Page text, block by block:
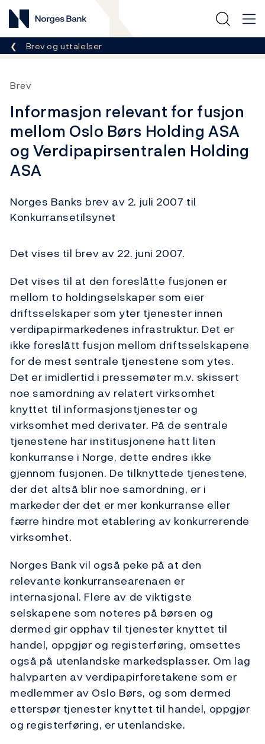
Norges Bank
Her er du nå:
Brev og uttalelser
Brev
Informasjon relevant for fusjon
mellom Oslo Børs Holding ASA
og Verdipapirsentralen Holding
ASA
Norges Banks brev av 2. juli 2007 til
Konkurransetilsynet
Det vises til brev av 22. juni 2007.
Det vises til at den foreslåtte fusjonen er
mellom to holdingselskaper som eier
driftsselskaper som yter tjenester innen
verdipapirmarkedenes infrastruktur. Det er
ikke foreslått fusjon mellom driftsselskapene
for de mest sentrale tjenestene som ytes.
Det er imidlertid i presse­møter m.v. skissert
noe samordning av relatert virksomhet
knyttet til informasjons­tjenester og
virksomhet med derivater. På de sentrale
tjenestene har institusjonene hatt liten
konkurranse i Norge, dette endres ikke
gjennom fusjonen. De tilknyttede tjenestene,
der det altså blir noe samordning, er i
markeder der det er mer konkurranse eller
færre hindre mot etablering av konkurrerende
virksomhet.
Norges Bank vil også peke på at den
relevante konkurransearenaen er
internasjonal. Flere av de viktigste
selskapene som noteres på børsen og
dermed gir opphav til tjenester knyttet til
handel, oppgjør og registerføring, omsettes
også på utenlandske markedsplasser. Om lag
halvparten av verdipapirforetakene som er
medlemmer av Oslo Børs, og som dermed
etterspør tjenester knyttet til handel, oppgjør
og registerføring, er utenlandske.